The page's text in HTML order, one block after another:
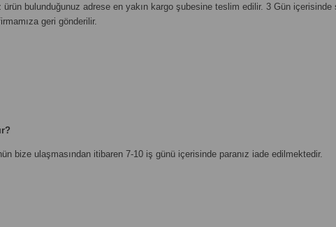
bulunduğunuz adrese en yakın kargo şubesine teslim edilir. 3 Gün
geri gönderilir.
bize ulaşmasından itibaren 7-10 iş günü içerisinde paranız iade edilmektedir.